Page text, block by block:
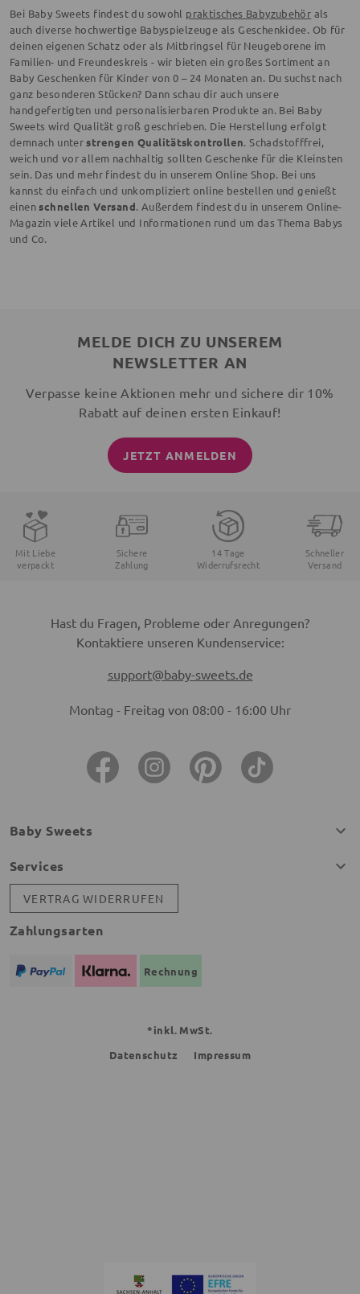
Bei Baby Sweets findest du sowohl praktisches Babyzubehör als
auch diverse hochwertige Babyspielzeuge als Geschenkidee. Ob für
deinen eigenen Schatz oder als Mitbringsel für Neugeborene im
Familien- und Freundeskreis - wir bieten ein großes Sortiment an
Baby Geschenken für Kinder von 0 – 24 Monaten an. Du suchst nach
ganz besonderen Stücken? Dann schau dir auch unsere
handgefertigten und personalisierbaren Produkte an. Bei Baby
Sweets wird Qualität groß geschrieben. Die Herstellung erfolgt
demnach unterstrengen Qualitätskontrollen. Schadstofffrei,
weich und vor allem nachhaltig sollten Geschenke für die Kleinsten
sein. Das und mehr findest du in unserem Online Shop. Bei uns
kannst du einfach und unkompliziert online bestellen und genießt
einenschnellen Versand. Außerdem findest du in unserem Online-
Magazin viele Artikel und Informationen rund um das Thema Babys
und Co.
MELDE DICH ZU UNSEREM
NEWSLETTER AN
Verpasse keine Aktionen mehr und sichere dir 10%
Rabatt auf deinen ersten Einkauf!
JETZT ANMELDEN
Mit Liebe
verpackt
Sichere
Zahlung
14 Tage
Widerrufsrecht
Schneller
Versand
Hast du Fragen, Probleme oder Anregungen?
Kontaktiere unseren Kundenservice:
support@baby-sweets.de
Montag - Freitag von 08:00 - 16:00 Uhr
Baby Sweets
Services
VERTRAG WIDERRUFEN
Zahlungsarten
Rechnung
*inkl. MwSt.
Datenschutz
Impressum